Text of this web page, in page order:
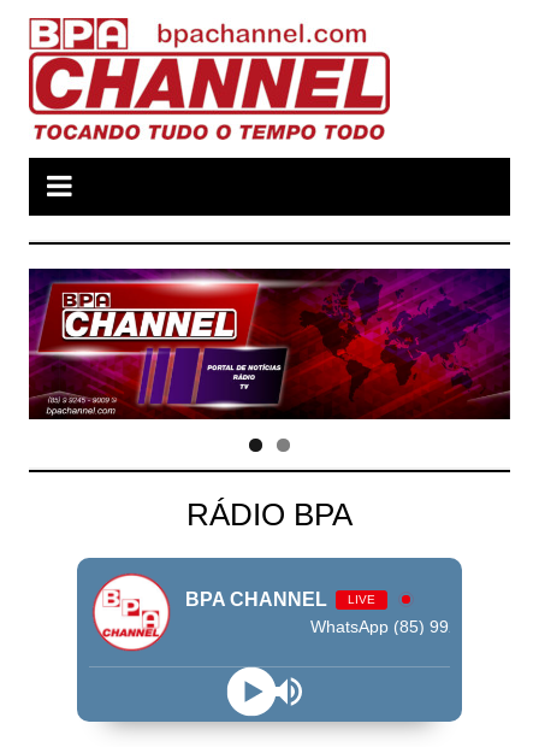
para
conteúdo
RÁDIO BPA
BPA CHANNEL LIVE
WhatsApp (85) 99245 - 9009